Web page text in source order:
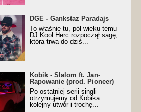
z nagrodą za
Trueschoolowy
Roku (Popkillery 2023)
DGE - Gankstaz Paradajs
To właśnie tu, pół wieku temu
DJ Kool Herc rozpoczął sagę,
która trwa do dziś...
- Slalom ft. Jan-
(prod. Pioneer)
Music Visualiser]
Kobik - Slalom ft. Jan-
Rapowanie (prod. Pioneer)
Po ostatniej serii singli
otrzymujemy od Kobika
kolejny utwór i trochę...